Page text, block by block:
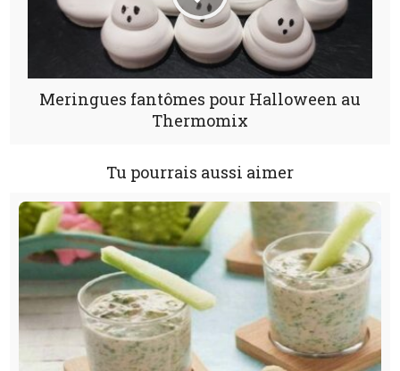
Meringues fantômes pour Halloween au
Thermomix
Tu pourrais aussi aimer